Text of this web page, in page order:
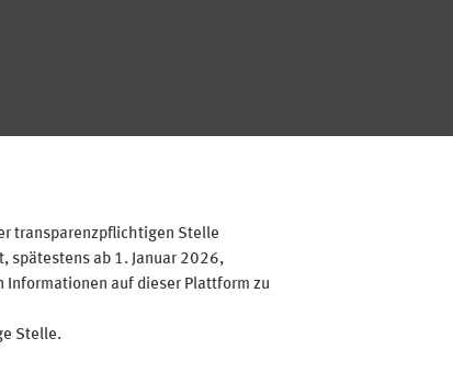
transparenzpflichtigen Stelle
spätestens ab 1. Januar 2026,
Informationen auf dieser Plattform zu
Stelle.